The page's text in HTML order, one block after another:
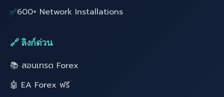
✅600+ Network Installations
🔗 ลิงก์ด่วน
📚 สอนเทรด Forex
🤖 EA Forex ฟรี